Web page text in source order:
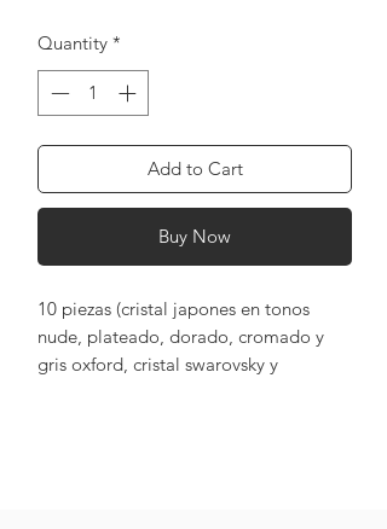
Quantity *
Add to Cart
Buy Now
10 piezas (cristal japones en tonos
nude, plateado, dorado, cromado y
gris oxford, cristal swarovsky y